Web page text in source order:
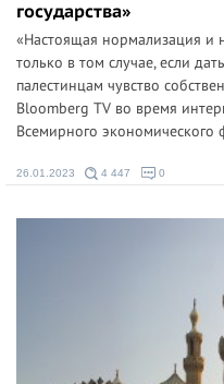
государства»
«Настоящая нормализация и
только в том случае, если
палестинцам чувство
Bloomberg TV во время
Всемирного экономического
26.01.2023 4 447 0